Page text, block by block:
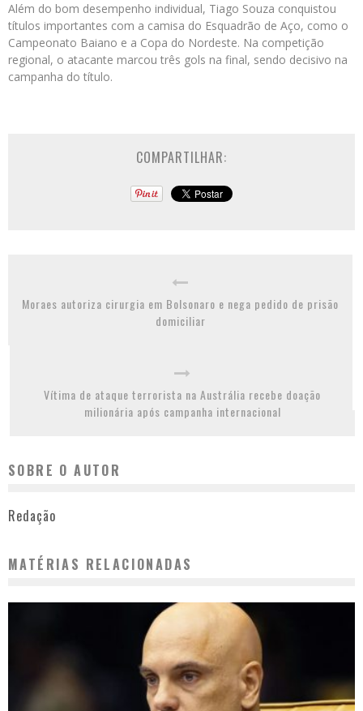
Além do bom desempenho individual, Tiago Souza conquistou
títulos importantes com a camisa do Esquadrão de Aço, como o
Campeonato Baiano e a Copa do Nordeste. Na competição
regional, o atacante marcou três gols na final, sendo decisivo na
campanha do título.
COMPARTILHAR:
Moraes autoriza cirurgia em Bolsonaro e nega pedido de prisão
domiciliar
Vítima de ataque terrorista na Austrália recebe doação
milionária após campanha internacional
SOBRE O AUTOR
Redação
MATÉRIAS RELACIONADAS